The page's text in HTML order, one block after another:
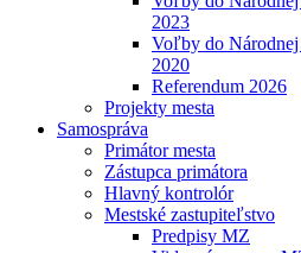
2023
Voľby do
2020
Referendum 2026
Projekty mesta
Samospráva
Primátor mesta
Zástupca primátora
Hlavný kontrolór
Mestské zastupiteľstvo
Predpisy MZ